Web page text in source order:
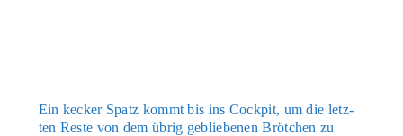
Ein kecker Spatz kommt bis ins Cock­pit, um die letz­
ten Res­te von dem übrig geblie­be­nen Bröt­chen zu